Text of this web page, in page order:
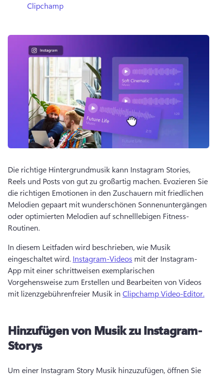
Clipchamp
Die richtige Hintergrundmusik kann Instagram Stories,
Reels und Posts von gut zu großartig machen. Evozieren Sie
die richtigen Emotionen in den Zuschauern mit friedlichen
Melodien gepaart mit wunderschönen Sonnenuntergängen
oder optimierten Melodien auf schnelllebigen Fitness-
Routinen.
In diesem Leitfaden wird beschrieben, wie Musik
eingeschaltet wird. Instagram-Videos mit der Instagram-
App mit einer schrittweisen exemplarischen
Vorgehensweise zum Erstellen und Bearbeiten von Videos
mit lizenzgebührenfreier Musik in Clipchamp Video-Editor.
Hinzufügen von Musik zu Instagram-
Storys
Um einer Instagram Story Musik hinzuzufügen, öffnen Sie